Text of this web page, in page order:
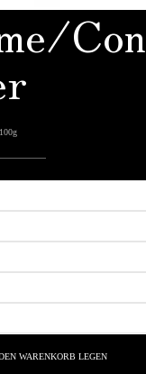
Con
WARENKORB LEGEN